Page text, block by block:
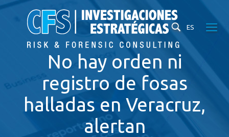
ES
No hay orden ni
registro de fosas
halladas en Veracruz,
alertan